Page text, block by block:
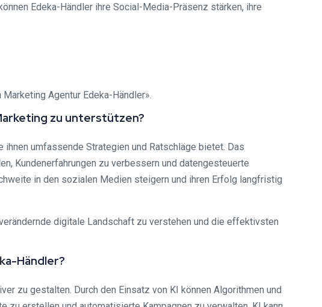
Edeka-Händler ihre Social-Media-Präsenz stärken, ihre
Agentur Edeka-Händler».
zu unterstützen?
umfassende Strategien und Ratschläge bietet. Das
Kundenerfahrungen zu verbessern und datengesteuerte
in den sozialen Medien steigern und ihren Erfolg langfristig
digitale Landschaft zu verstehen und die effektivsten
Händler?
zu gestalten. Durch den Einsatz von KI können Algorithmen und